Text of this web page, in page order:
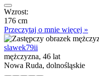
Wzrost:
176 cm
Przeczytaj o mnie więcej »
slawek79ii
mężczyzna, 46 lat
Nowa Ruda, dolnośląskie